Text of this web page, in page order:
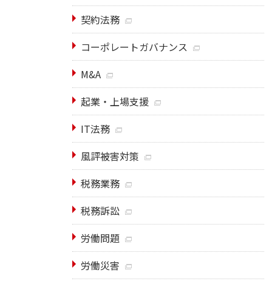
契約法務
コーポレートガバナンス
M&A
起業・上場支援
IT法務
風評被害対策
税務業務
税務訴訟
労働問題
労働災害